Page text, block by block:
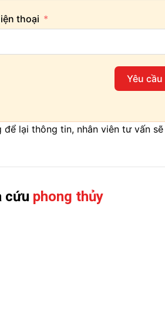
thoại
Yêu
để lại thông tin, nhân viên tư vấn
cứu phong thủy